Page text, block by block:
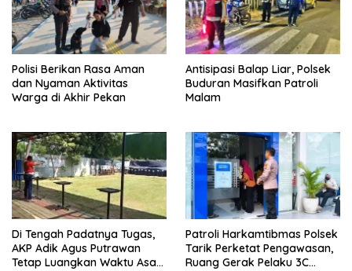
Polisi Berikan Rasa Aman
dan Nyaman Aktivitas
Warga di Akhir Pekan
Antisipasi Balap Liar, Polsek
Buduran Masifkan Patroli
Malam
Di Tengah Padatnya Tugas,
AKP Adik Agus Putrawan
Tetap Luangkan Waktu Asah
Patroli Harkamtibmas Polsek
Tarik Perketat Pengawasan,
Ruang Gerak Pelaku 3C